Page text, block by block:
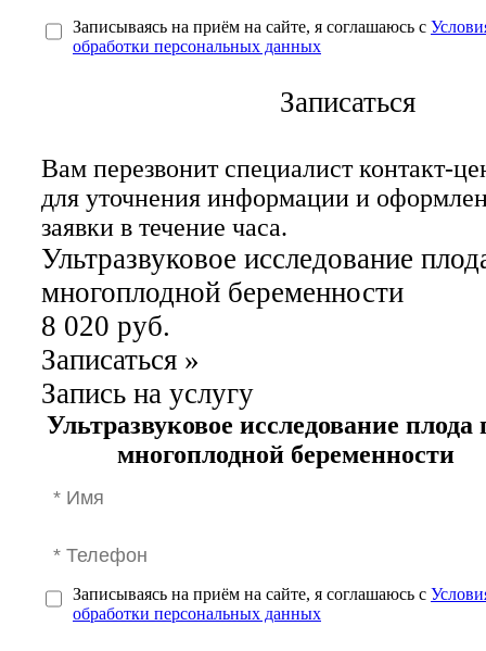
Записываясь на приём на сайте, я соглашаюсь с
обработки персональных данных
Записаться
Вам перезвонит специалист контакт-
для уточнения информации и
заявки в течение часа.
Ультразвуковое исследование
многоплодной беременности
8 020 руб.
Записаться »
Запись на услугу
Ультразвуковое исследование плода
многоплодной беременности
Записываясь на приём на сайте, я соглашаюсь с
обработки персональных данных